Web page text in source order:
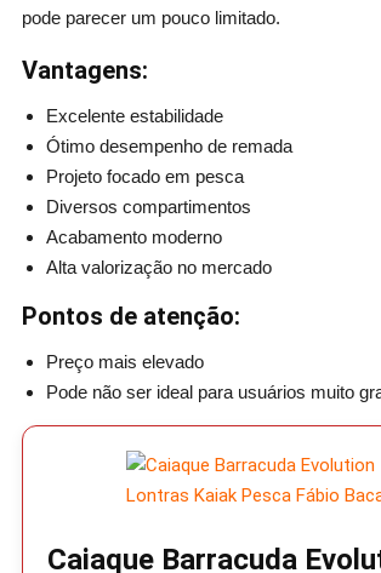
pode parecer um pouco limitado.
Vantagens:
Excelente estabilidade
Ótimo desempenho de remada
Projeto focado em pesca
Diversos compartimentos
Acabamento moderno
Alta valorização no mercado
Pontos de atenção:
Preço mais elevado
Pode não ser ideal para usuários muito
Caiaque Barracuda